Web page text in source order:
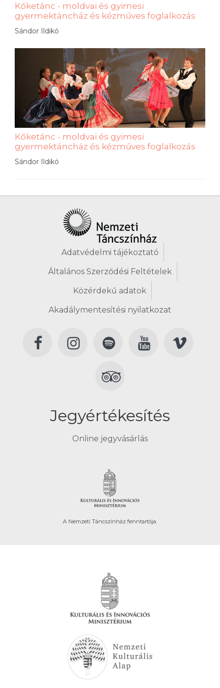
Kőketánc - moldvai és gyimesi
gyermektáncház és kézműves foglalkozás
Sándor Ildikó
Kőketánc - moldvai és gyimesi
gyermektáncház és kézműves foglalkozás
Sándor Ildikó
Adatvédelmi tájékoztató
Általános Szerződési Feltételek
Közérdekű adatok
Akadálymentesítési nyilatkozat
Jegyértékesítés
Online jegyvásárlás
A Nemzeti Táncszínház fenntartója.